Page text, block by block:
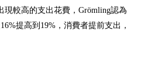
較高的支出花費，Grömling認為
提高到19%，消費者提前支出，